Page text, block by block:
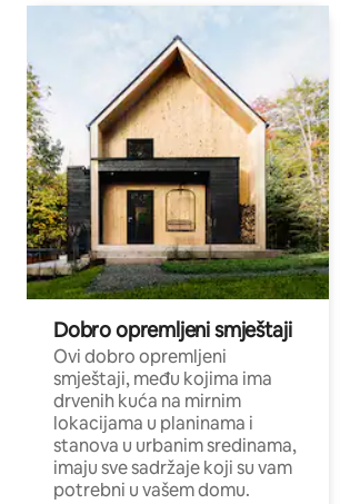
Dobro opremljeni smještaji
Ovi dobro opremljeni
smještaji, među kojima ima
drvenih kuća na mirnim
lokacijama u planinama i
stanova u urbanim sredinama,
imaju sve sadržaje koji su vam
potrebni u vašem domu.